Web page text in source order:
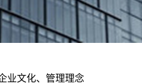
业文化、管理理念